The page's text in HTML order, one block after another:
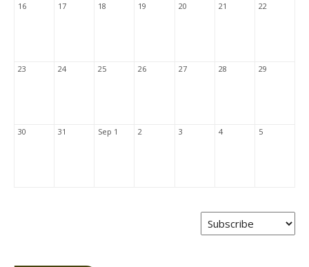
16 17 18 19 20 21 22
23 24 25 26 27 28 29
30 31 Sep 1 2 3 4 5